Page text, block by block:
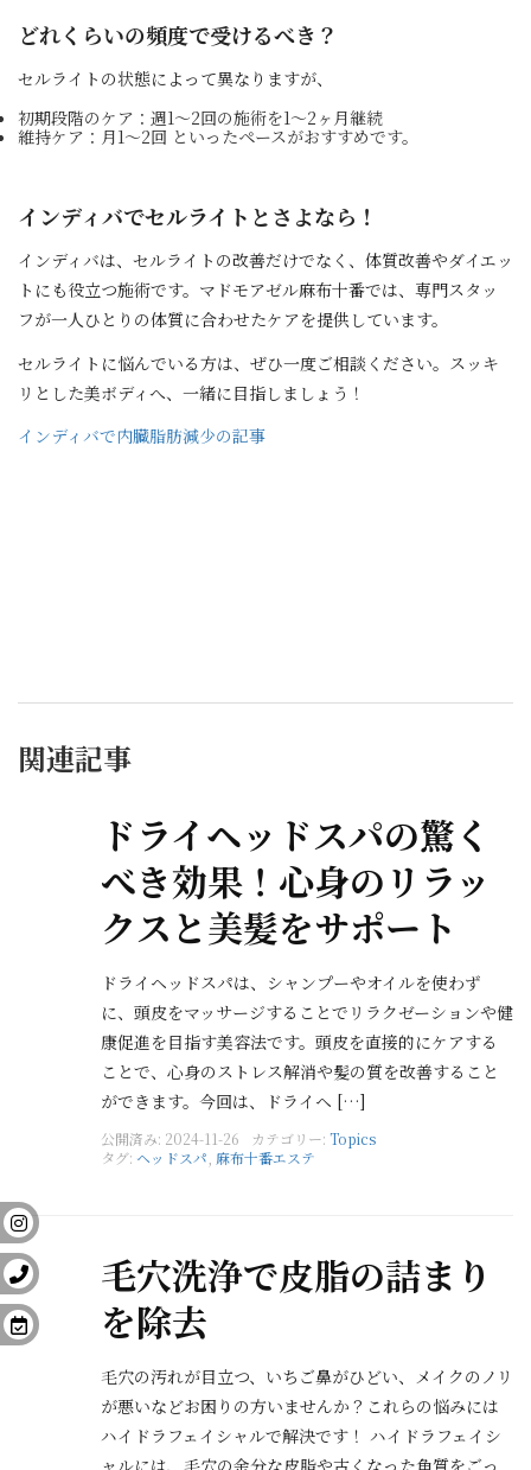
どれくらいの頻度で受けるべき？
セルライトの状態によって異なりますが、
初期段階のケア：週1～2回の施術を1～2ヶ月継続
維持ケア：月1～2回 といったペースがおすすめです。
インディバでセルライトとさよなら！
インディバは、セルライトの改善だけでなく、体質改善やダイエッ
トにも役立つ施術です。マドモアゼル麻布十番では、専門スタッ
フが一人ひとりの体質に合わせたケアを提供しています。
セルライトに悩んでいる方は、ぜひ一度ご相談ください。スッキ
リとした美ボディへ、一緒に目指しましょう！
インディバで内臓脂肪減少の記事
関連記事
ドライヘッドスパの驚く
べき効果！心身のリラッ
クスと美髪をサポート
ドライヘッドスパは、シャンプーやオイルを使わず
に、頭皮をマッサージすることでリラクゼーションや健
康促進を目指す美容法です。頭皮を直接的にケアする
ことで、心身のストレス解消や髪の質を改善すること
ができます。今回は、ドライヘ […]
公開済み: 2024-11-26 カテゴリー: Topics
タグ: ヘッドスパ 麻布十番エステ
毛穴洗浄で皮脂の詰まり
を除去
毛穴の汚れが目立つ、いちご鼻がひどい、メイクのノリ
が悪いなどお困りの方いませんか？これらの悩みには
ハイドラフェイシャルで解決です！ ハイドラフェイシ
ャルには、毛穴の余分な皮脂や古くなった角質をごっ